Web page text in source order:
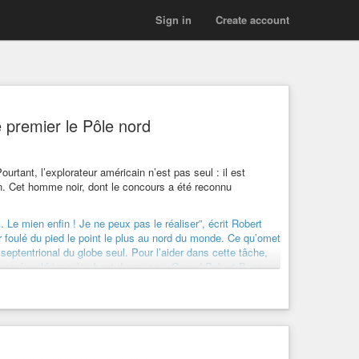
Create account
Sign in
le Pôle nord
l’explorateur américain n’est pas seul : il est
Cet homme noir, dont le concours a été reconnu
mien enfin ! Je ne peux pas le réaliser”, écrit Robert
du pied le point le plus au nord du monde. Ce qu’omet
du globe seul. Pour l’aider dans cette tâche,
épaulé jusqu’au bout du voyage. Quand Robert Peary
: quatre inuits, familiers des régions arctiques, et
la voix à ce moment de leur périple.
tardive, près de 30 ans après son exploit.